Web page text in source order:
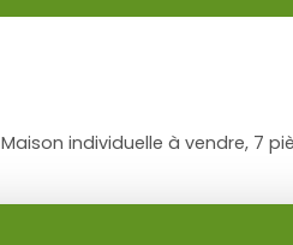
Maison individuelle à vendre, 7